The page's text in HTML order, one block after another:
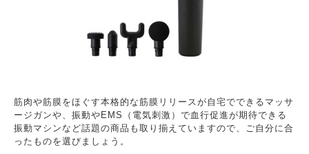
筋肉や筋膜をほぐす本格的な筋膜リリースが自宅でできるマッサ
ージガンや、振動やEMS（電気刺激）で血行促進が期待できる
振動マシンなど話題の商品も取り揃えていますので、ご自分に合
ったものを選びましょう。